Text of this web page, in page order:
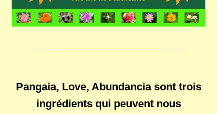
Pangaia, Love, Abundancia sont trois
ingrédients qui peuvent nous